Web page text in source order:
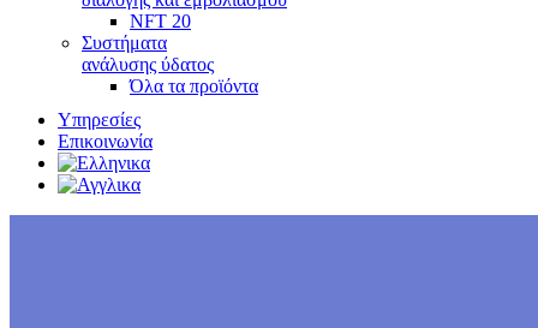
NFT 20
Συστήματα
ανάλυσης ύδατος
Όλα τα προϊόντα
Υπηρεσίες
Επικοινωνία